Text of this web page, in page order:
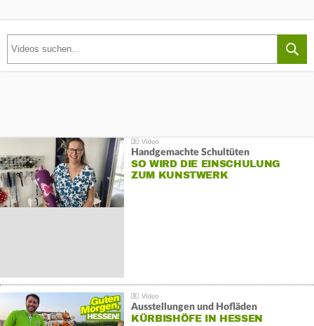
Handgemachte Schultüten
SO WIRD DIE EINSCHULUNG
ZUM KUNSTWERK
Ausstellungen und Hofläden
KÜRBISHÖFE IN HESSEN